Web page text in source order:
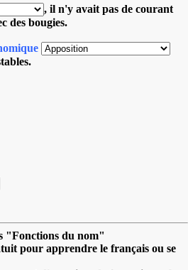
, il n'y avait pas de courant
des bougies.
"Fonctions du nom"
pour apprendre le français ou se